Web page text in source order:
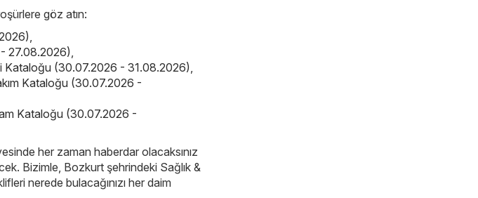
göz atın:
,
27.08.2026),
Kataloğu (30.07.2026 - 31.08.2026),
Kataloğu (30.07.2026 -
Kataloğu (30.07.2026 -
her zaman haberdar olacaksınız
Bizimle, Bozkurt şehrindeki Sağlık &
nerede bulacağınızı her daim